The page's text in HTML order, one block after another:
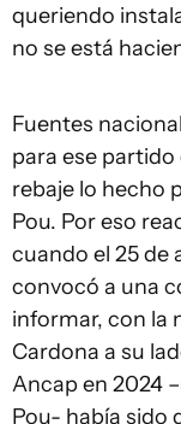
queriendo
no se está
Fuentes
para ese
rebaje lo hecho
Pou. Por eso
cuando el 25 de
convocó a una
informar, con la
Cardona a su
Ancap en 2024
Pou- había sido